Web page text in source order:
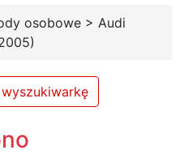
osobowe > Audi